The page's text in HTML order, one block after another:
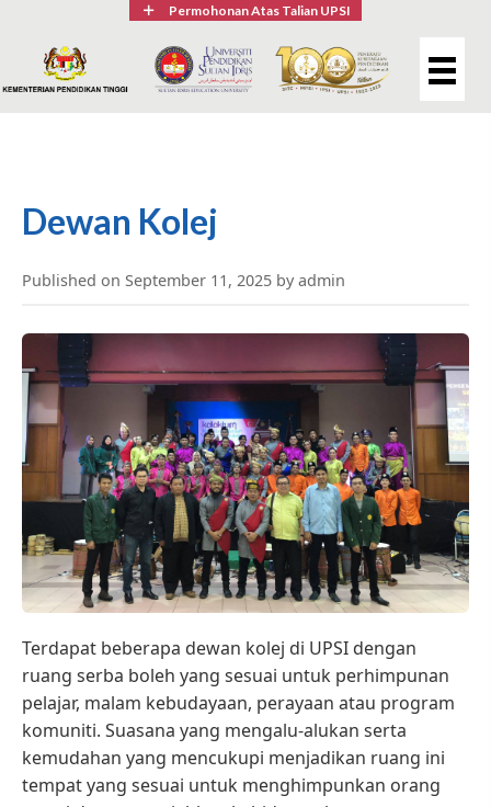
Permohonan Atas Talian UPSI
Dewan Kolej
Published on September 11, 2025 by admin
Terdapat beberapa dewan kolej di UPSI dengan
ruang serba boleh yang sesuai untuk perhimpunan
pelajar, malam kebudayaan, perayaan atau program
komuniti. Suasana yang mengalu-alukan serta
kemudahan yang mencukupi menjadikan ruang ini
tempat yang sesuai untuk menghimpunkan orang